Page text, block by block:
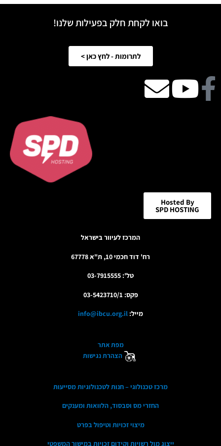
בואו לקחת חלק בפעילות שלנו!
לתרומות - לחץ כאן >
Facebook
Youtube
email
Hosted By
SPD HOSTING
המרכז לעיוור בישראל
רח' דוד חכמי 10, ת"א 67778
טל': 03-7915555
פקס: 03-5423710/1
מייל: info@ibcu.org.il
מפת אתר
הצהרת נגישות
מרכז טכנולוגי – חנות לטכנולוגיות מסייעות
החזרי מס וסבסוד, הלוואות ומענקים
מיצוי זכויות וטיפול בפרט
ייצוג מול רשויות וקידום זכויות במישור המשפטי